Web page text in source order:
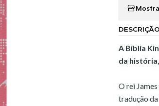
DESCRIÇÃO
A Bíblia
da
O rei
tradução